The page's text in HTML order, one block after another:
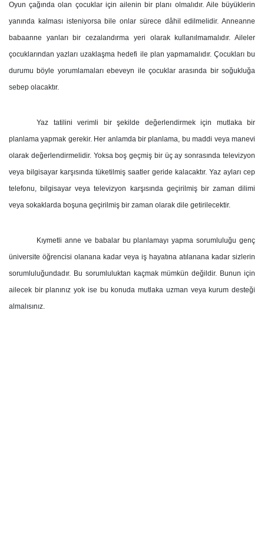
Oyun çağında olan çocuklar için ailenin bir planı olmalıdır. Aile büyüklerin
yanında kalması isteniyorsa bile onlar sürece dâhil edilmelidir. Anneanne
babaanne yanları bir cezalandırma yeri olarak kullanılmamalıdır. Aileler
çocuklarından yazları uzaklaşma hedefi ile plan yapmamalıdır. Çocukları bu
durumu böyle yorumlamaları ebeveyn ile çocuklar arasında bir soğukluğa
sebep olacaktır.
Yaz tatilini verimli bir şekilde değerlendirmek için mutlaka bir
planlama yapmak gerekir. Her anlamda bir planlama, bu maddi veya manevi
olarak değerlendirmelidir. Yoksa boş geçmiş bir üç ay sonrasında televizyon
veya bilgisayar karşısında tüketilmiş saatler geride kalacaktır. Yaz ayları cep
telefonu, bilgisayar veya televizyon karşısında geçirilmiş bir zaman dilimi
veya sokaklarda boşuna geçirilmiş bir zaman olarak dile getirilecektir.
Kıymetli anne ve babalar bu planlamayı yapma sorumluluğu genç
üniversite öğrencisi olanana kadar veya iş hayatına atılanana kadar sizlerin
sorumluluğundadır. Bu sorumluluktan kaçmak mümkün değildir. Bunun için
ailecek bir planınız yok ise bu konuda mutlaka uzman veya kurum desteği
almalısınız.